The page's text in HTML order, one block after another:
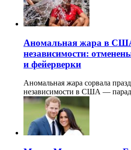
Аномальная жара в
независимости:
и фейерверки
Аномальная жара сорвала
независимости в США —